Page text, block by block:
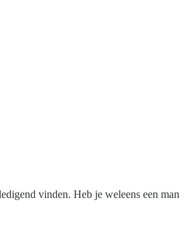
vinden. Heb je weleens een man